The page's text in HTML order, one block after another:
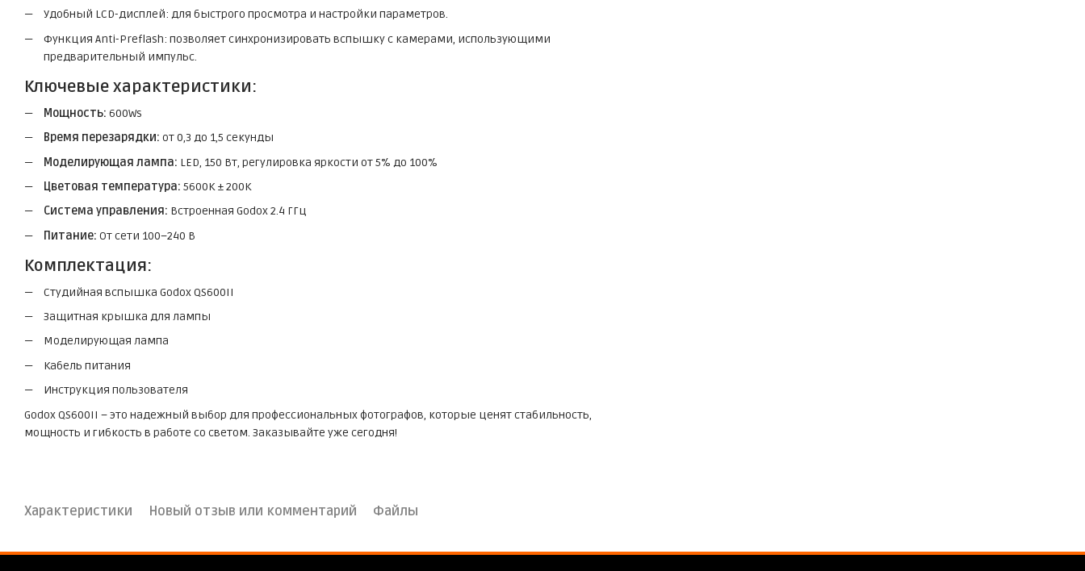
Удобный LCD-дисплей: для быстрого просмотра и настройки параметров.
Функция Anti-Preflash: позволяет синхронизировать вспышку с камерами, использующими
предварительный импульс.
Ключевые характеристики:
Мощность: 600Ws
Время перезарядки: от 0,3 до 1,5 секунды
Моделирующая лампа: LED, 150 Вт, регулировка яркости от 5% до 100%
Цветовая температура: 5600K ± 200K
Система управления: Встроенная Godox 2.4 ГГц
Питание: От сети 100–240 В
Комплектация:
Студийная вспышка Godox QS600II
Защитная крышка для лампы
Моделирующая лампа
Кабель питания
Инструкция пользователя
Godox QS600II – это надежный выбор для профессиональных фотографов, которые ценят стабильность,
мощность и гибкость в работе со светом. Заказывайте уже сегодня!
Характеристики Новый отзыв или комментарий Файлы